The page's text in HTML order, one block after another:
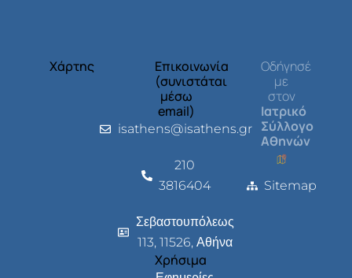
Χάρτης
Επικοινωνία
(συνιστάται
μέσω
email)
isathens@isathens.gr
210
3816404
Σεβαστουπόλεως
113, 11526, Αθήνα
Χρήσιμα
Οδήγησέ
με
στον
Ιατρικό
Σύλλογο
Αθηνών
Sitemap